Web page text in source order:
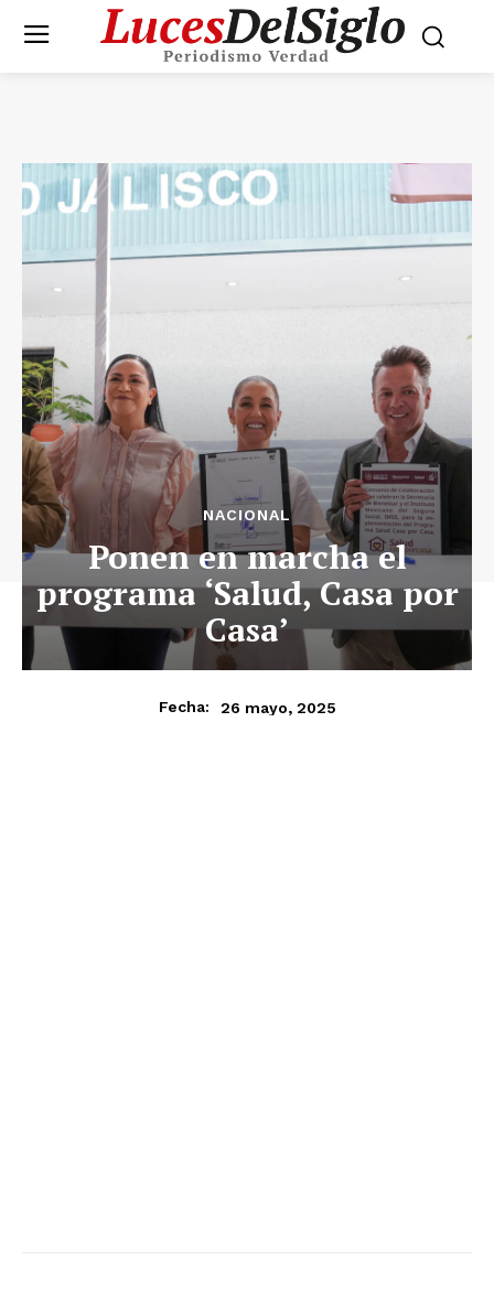
NACIONAL
Ponen en marcha el
programa ‘Salud, Casa por
Casa’
Fecha: 26 mayo, 2025